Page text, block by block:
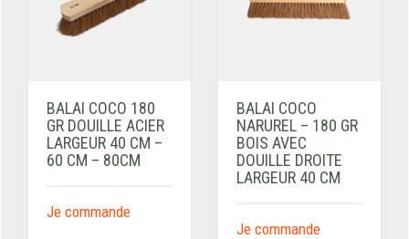
BALAI COCO 180
GR DOUILLE ACIER
LARGEUR 40 CM –
60 CM – 80CM
Je commande
BALAI COCO
NARUREL – 180 GR
BOIS AVEC
DOUILLE DROITE
LARGEUR 40 CM
Je commande